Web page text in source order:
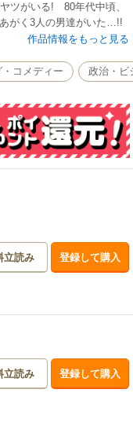
ツがいる! 80年代中頃、
がく3人の男達がいた…!!
作品情報をもっと見る
・コメディー 政治・ビ
立読み 登録して購入
立読み 登録して購入